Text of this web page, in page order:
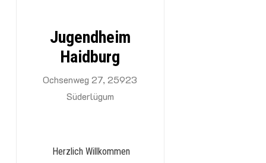
Jugendheim
Haidburg
Ochsenweg 27, 25923
Süderlügum
Herzlich Willkommen